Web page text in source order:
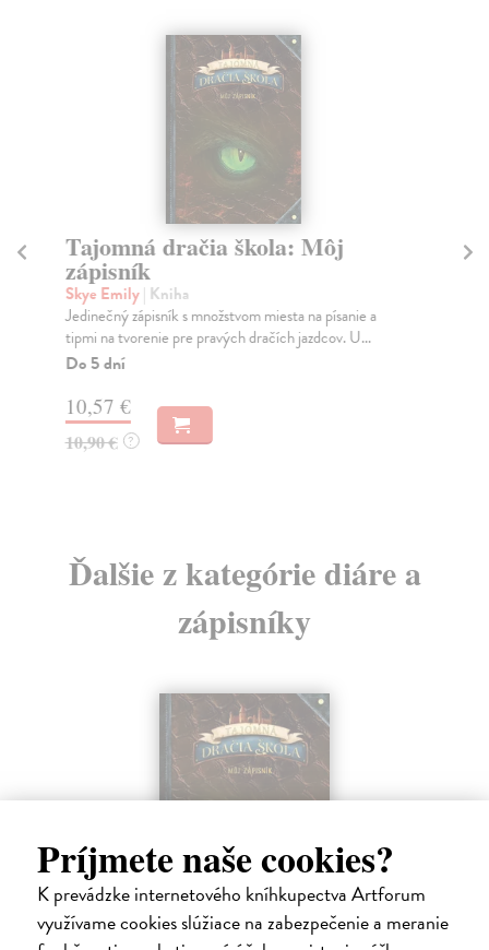
Príjmete naše cookies?
K prevádzke internetového kníhkupectva Artforum
využívame cookies slúžiace na zabezpečenie a meranie
Tajomná dračia škola: Môj
zápisník
Skye Emily| Kniha
Jedinečný zápisník s množstvom miesta na písanie a
tipmi na tvorenie pre pravých dračích jazdcov. U...
Do 5 dní
10,57 €
10,90 € ?
Ďalšie z kategórie diáre a
zápisníky